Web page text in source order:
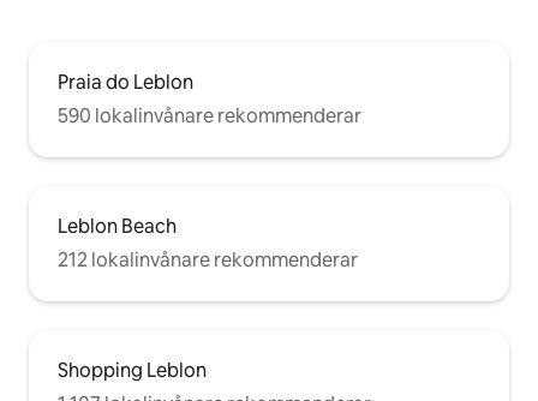
Praia do Leblon
590 lokalinvånare rekommenderar
Leblon Beach
212 lokalinvånare rekommenderar
Shopping Leblon